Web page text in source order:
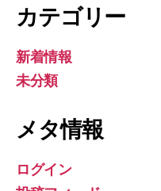
カテゴリー
新着情報
未分類
メタ情報
ログイン